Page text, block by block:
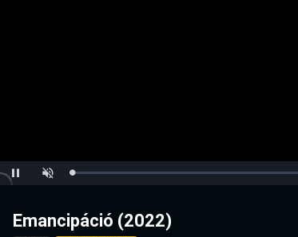
Pause UnmuteLoaded:
Emancipáció (2022)